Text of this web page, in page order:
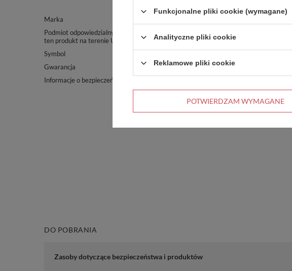
Marka
Podmiot odpowiedzialny za
ten produkt na terenie UE
Symbol
Gwarancja
24 miesiące gwarancji
Informacje o bezpieczeństwie
DO POBRANIA
Zasoby dotyczące bezpieczeństwa i produktów
Funkcjonalne pliki cookie (wymagane)
Analityczne pliki cookie
Reklamowe pliki cookie
POTWIERDZAM WYMAGANE